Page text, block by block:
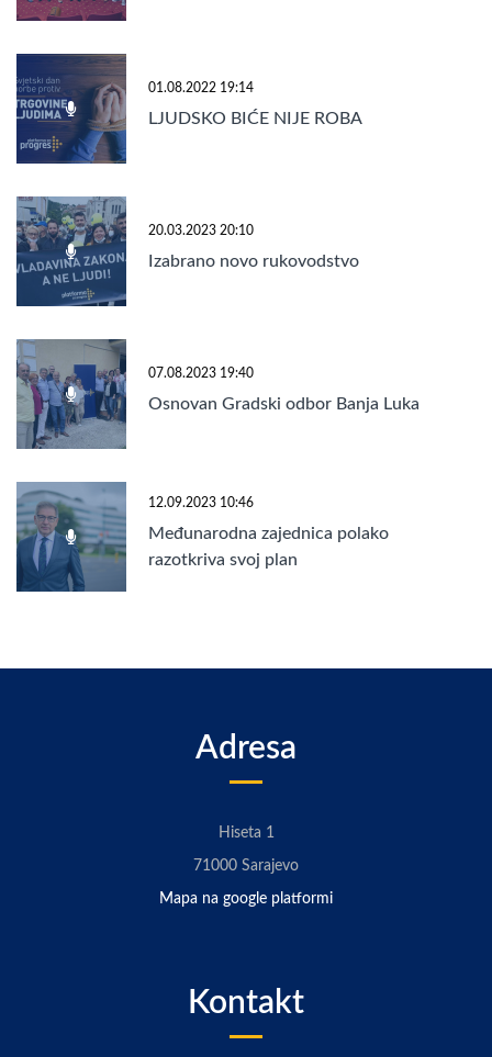
01.08.2022 19:14
LJUDSKO BIĆE NIJE ROBA
20.03.2023 20:10
Izabrano novo rukovodstvo
07.08.2023 19:40
Osnovan Gradski odbor Banja Luka
12.09.2023 10:46
Međunarodna zajednica polako
razotkriva svoj plan
Adresa
Hiseta 1
71000 Sarajevo
Mapa na google platformi
Kontakt